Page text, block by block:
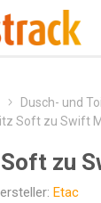
Dusch- und
Soft zu Swift
zu
Etac